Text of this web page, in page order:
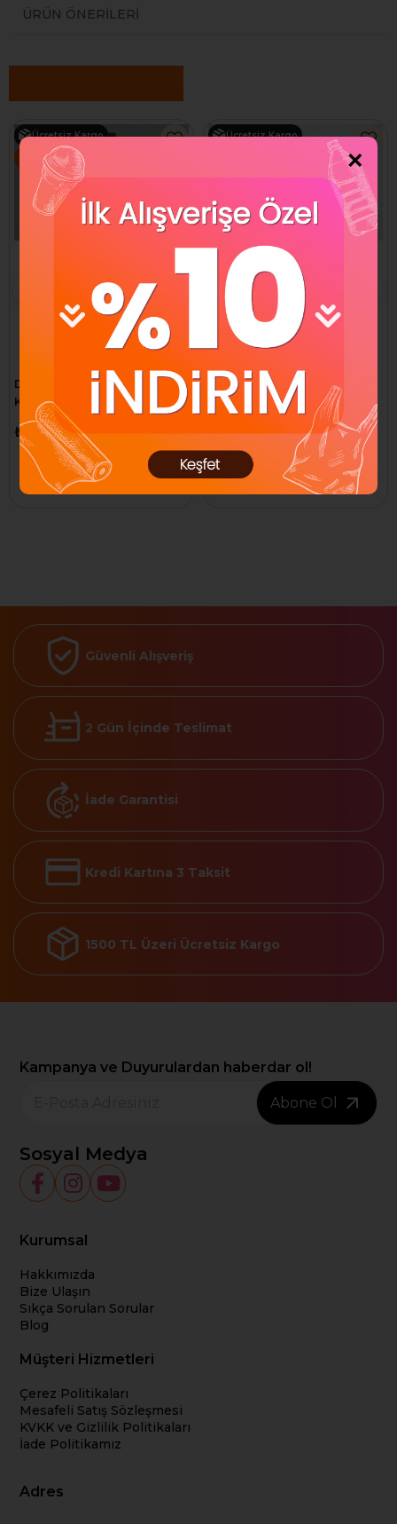
ÜRÜN ÖNERILERI
DURACELL SIMPLY AA
KALEM PİL 20'Lİ
₺1.050,00
Sepete Ekle
Ücretsiz Kargo
DURACELL 3 AAA ŞARJ
EDİLEBİLİR
₺660,00 ₺675,00
Sepete Ekle
Ücretsiz Kargo
Güvenli Alışveriş
2 Gün İçinde Teslimat
İade Garantisi
Kredi Kartına 3 Taksit
1500 TL Üzeri Ücretsiz Kargo
Kampanya ve Duyurulardan haberdar ol!
Abone Ol
Sosyal Medya
Kurumsal
Hakkımızda
Bize Ulaşın
Sıkça Sorulan Sorular
Blog
Müşteri Hizmetleri
Çerez Politikaları
Mesafeli Satış Sözleşmesi
KVKK ve Gizlilik Politikaları
İade Politikamız
Adres
×